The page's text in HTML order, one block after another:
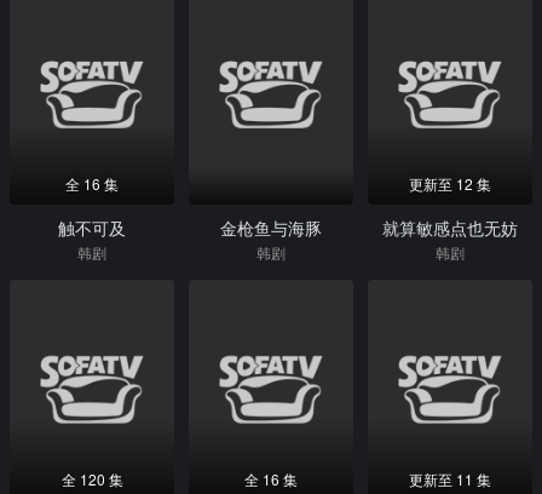
全 16 集
触不可及
韩剧
金枪鱼与海豚
韩剧
更新至 12 集
就算敏感点也无妨
韩剧
全 120 集 全 16 集 更新至 11 集